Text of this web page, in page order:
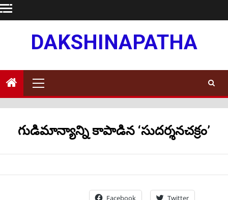
Skip
to
DAKSHINAPATHA
Menu
గుడిమాన్యాన్ని కాపాడిన ‘సుదర్శనచక్రం’
Facebook Twitter